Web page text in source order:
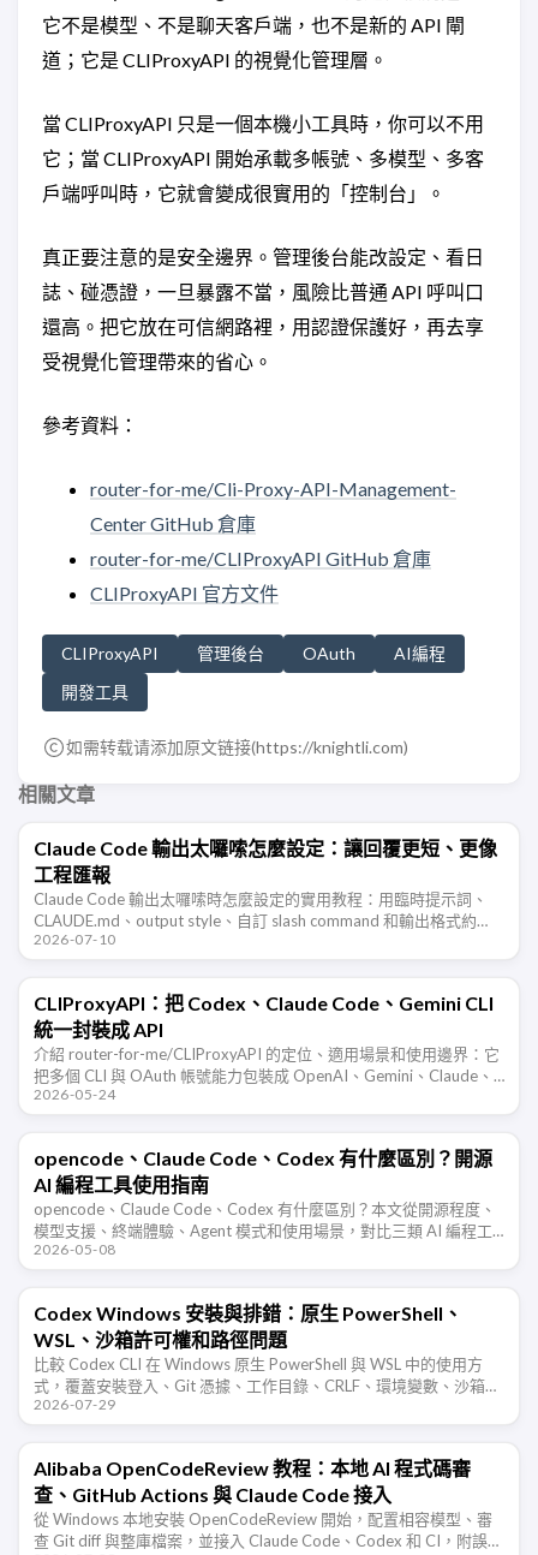
它不是模型、不是聊天客戶端，也不是新的 API 閘
道；它是 CLIProxyAPI 的視覺化管理層。
當 CLIProxyAPI 只是一個本機小工具時，你可以不用
它；當 CLIProxyAPI 開始承載多帳號、多模型、多客
戶端呼叫時，它就會變成很實用的「控制台」。
真正要注意的是安全邊界。管理後台能改設定、看日
誌、碰憑證，一旦暴露不當，風險比普通 API 呼叫口
還高。把它放在可信網路裡，用認證保護好，再去享
受視覺化管理帶來的省心。
參考資料：
router-for-me/Cli-Proxy-API-Management-
Center GitHub 倉庫
router-for-me/CLIProxyAPI GitHub 倉庫
CLIProxyAPI 官方文件
CLIProxyAPI 管理後台 OAuth
AI編程
開發工具
如需转载请添加原文链接(https://knightli.com)
相關文章
Claude Code 輸出太囉嗦怎麼設定：讓回覆更短、更像
工程匯報
Claude Code 輸出太囉嗦時怎麼設定的實用教程：用臨時提示詞、
CLAUDE.md、output style、自訂 slash command 和輸出格式約
束，讓 Claude Code 少鋪墊 …
2026-07-10
CLIProxyAPI：把 Codex、Claude Code、Gemini CLI
統一封裝成 API
介紹 router-for-me/CLIProxyAPI 的定位、適用場景和使用邊界：它
把多個 CLI 與 OAuth 帳號能力包裝成 OpenAI、Gemini、Claude、
Codex 相容 …
2026-05-24
opencode、Claude Code、Codex 有什麼區別？開源
AI 編程工具使用指南
opencode、Claude Code、Codex 有什麼區別？本文從開源程度、
模型支援、終端體驗、Agent 模式和使用場景，對比三類 AI 編程工
具的特點。
2026-05-08
Codex Windows 安裝與排錯：原生 PowerShell、
WSL、沙箱許可權和路徑問題
比較 Codex CLI 在 Windows 原生 PowerShell 與 WSL 中的使用方
式，覆蓋安裝登入、Git 憑據、工作目錄、CRLF、環境變數、沙箱審
批和常見許可權錯誤。
2026-07-29
Alibaba OpenCodeReview 教程：本地 AI 程式碼審
查、GitHub Actions 與 Claude Code 接入
從 Windows 本地安裝 OpenCodeReview 開始，配置相容模型、審
查 Git diff 與整庫檔案，並接入 Claude Code、Codex 和 CI，附誤